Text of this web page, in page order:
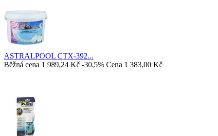
ASTRALPOOL CTX-392...
Běžná cena 1 989,24 Kč -30,5% Cena 1 383,00 Kč